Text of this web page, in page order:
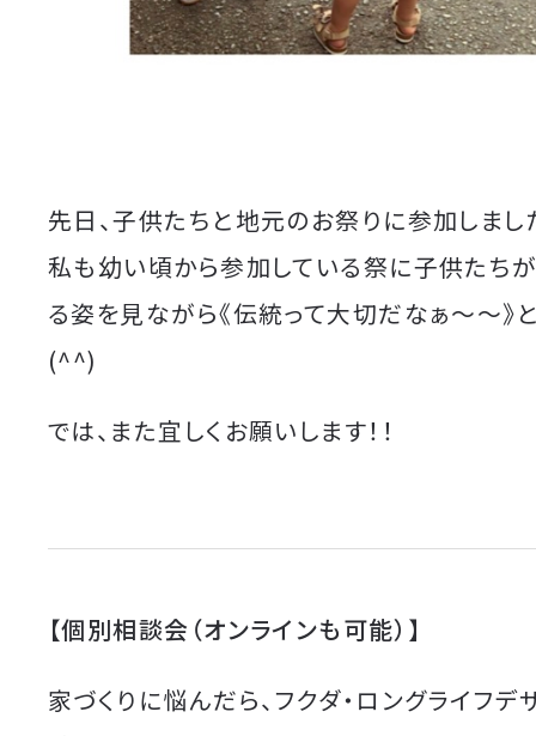
先日、子供たちと地元のお祭りに参加しまし
私も幼い頃から参加している祭に子供たちが
る姿を見ながら《伝統って大切だなぁ〜〜》
(^^)
では、また宜しくお願いします！！
【個別相談会（オンラインも可能）】
家づくりに悩んだら、フクダ・ロングライフ